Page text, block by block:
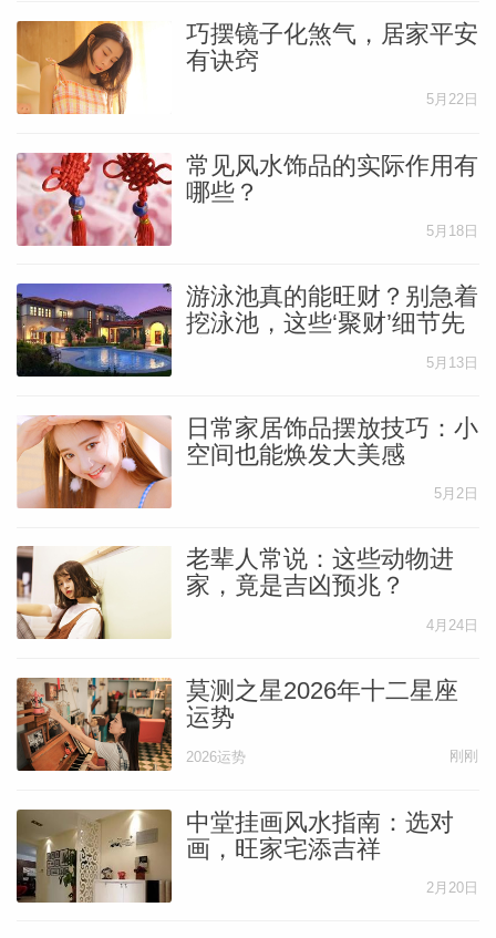
婆星座
网
航
巧摆镜子化煞气，居家平安
有诀窍
5月22日
常见风水饰品的实际作用有
哪些？
5月18日
游泳池真的能旺财？别急着
挖泳池，这些‘聚财’细节先
5月13日
日常家居饰品摆放技巧：小
空间也能焕发大美感
5月2日
老辈人常说：这些动物进
家，竟是吉凶预兆？
4月24日
莫测之星2026年十二星座
运势
2026运势 刚刚
中堂挂画风水指南：选对
画，旺家宅添吉祥
2月20日